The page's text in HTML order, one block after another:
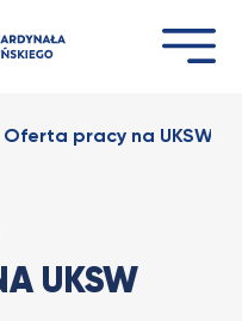
Oferta pracy na UKSW
UKSW